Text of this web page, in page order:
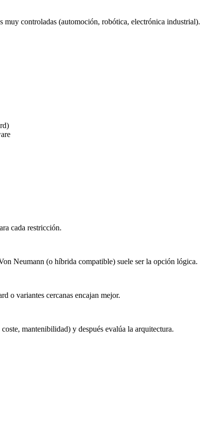
muy controladas (automoción, robótica, electrónica industrial).
cada restricción.
Neumann (o híbrida compatible) suele ser la opción lógica.
o variantes cercanas encajan mejor.
mantenibilidad) y después evalúa la arquitectura.